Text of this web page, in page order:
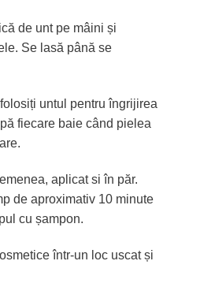
de unt pe mâini și
Se lasă până se
untul pentru îngrijirea
fiecare baie când pielea
aplicat si în păr.
de aproximativ 10 minute
cu șampon.
într-un loc uscat și